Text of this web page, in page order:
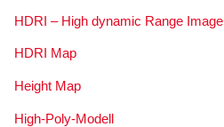
HDRI – High dynamic Range Image
HDRI Map
Height Map
High-Poly-Modell